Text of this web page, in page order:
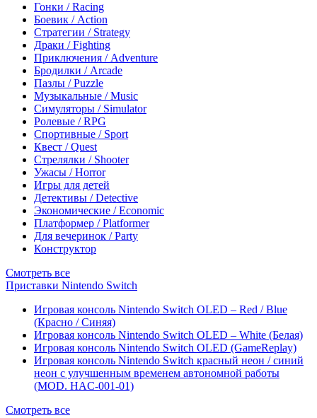
Гонки / Racing
Боевик / Action
Стратегии / Strategy
Драки / Fighting
Приключения / Adventure
Бродилки / Arcade
Пазлы / Puzzle
Музыкальные / Music
Симуляторы / Simulator
Ролевые / RPG
Спортивные / Sport
Квест / Quest
Стрелялки / Shooter
Ужасы / Horror
Игры для детей
Детективы / Detective
Экономические / Economic
Платформер / Platformer
Для вечеринок / Party
Конструктор
Смотреть все
Приставки Nintendo Switch
Игровая консоль Nintendo Switch OLED – Red / Blue
(Красно / Синяя)
Игровая консоль Nintendo Switch OLED – White (Белая)
Игровая консоль Nintendo Switch OLED (GameReplay)
Игровая консоль Nintendo Switch красный неон / синий
неон с улучшенным временем автономной работы
(MOD. HAC-001-01)
Смотреть все